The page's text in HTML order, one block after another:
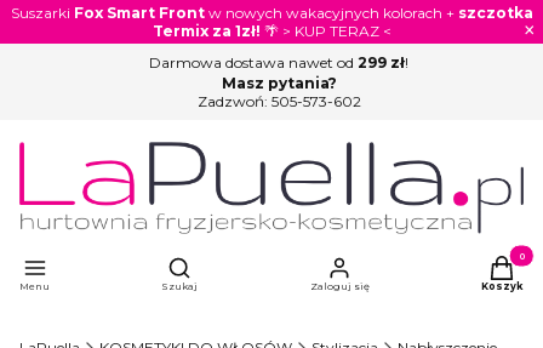
Suszarki Fox Smart Frontw nowych wakacyjnych kolorach + szczotka
Termix za 1zł! 🌴 > KUP TERAZ < ×
Darmowa dostawa nawet od 299 zł!
Masz pytania?
Zadzwoń: 505-573-602
Menu
Otwórz wyszukiwarkę
Szukaj Zaloguj się Koszyk